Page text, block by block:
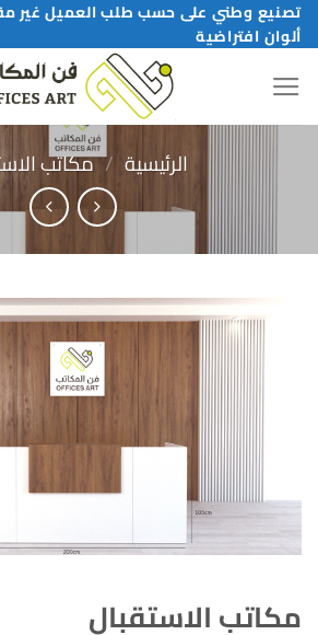
تخطي
للمحتوى
تصنيع وطني على حسب طلب العميل غير
ألوان افتراضية
الرئيسية / مكاتب
مكاتب الاستقبال